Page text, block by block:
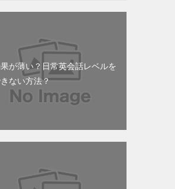
が薄い？日常英会話レベルを
ない方法？